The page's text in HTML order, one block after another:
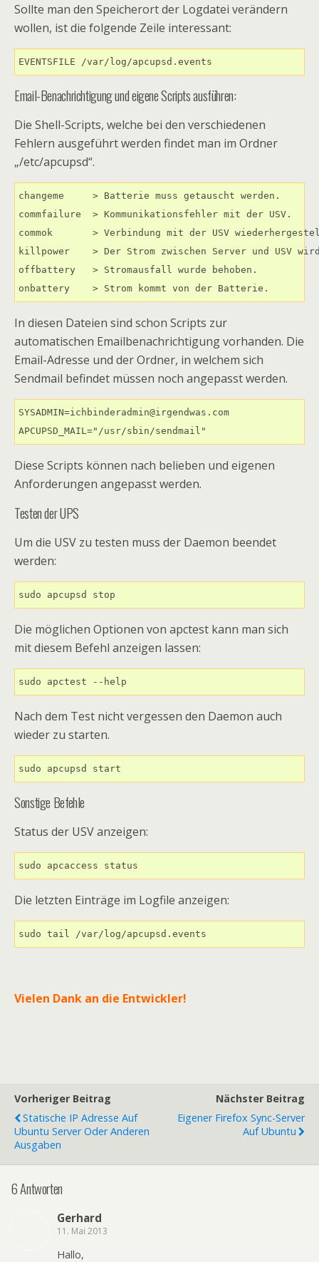
Sollte man den Speicherort der Logdatei verändern
wollen, ist die folgende Zeile interessant:
EVENTSFILE /var/log/apcupsd.events
Email-Benachrichtigung und eigene Scripts ausführen:
Die Shell-Scripts, welche bei den verschiedenen
Fehlern ausgeführt werden findet man im Ordner
„/etc/apcupsd“.
changeme     > Batterie muss getauscht werden.
commfailure  > Kommunikationsfehler mit der USV.
commok       > Verbindung mit der USV
killpower    > Der Strom zwischen Server und USV
offbattery   > Stromausfall wurde behoben.
In diesen Dateien sind schon Scripts zur
automatischen Emailbenachrichtigung vorhanden. Die
Email-Adresse und der Ordner, in welchem sich
Sendmail befindet müssen noch angepasst werden.
SYSADMIN=ichbinderadmin@irgendwas.com
APCUPSD_MAIL="/usr/sbin/sendmail"
Diese Scripts können nach belieben und eigenen
Anforderungen angepasst werden.
Testen der UPS
Um die USV zu testen muss der Daemon beendet
werden:
sudo apcupsd stop
Die möglichen Optionen von apctest kann man sich
mit diesem Befehl anzeigen lassen:
sudo apctest --help
Nach dem Test nicht vergessen den Daemon auch
wieder zu starten.
sudo apcupsd start
Sonstige Befehle
Status der USV anzeigen:
sudo apcaccess status
Die letzten Einträge im Logfile anzeigen:
sudo tail /var/log/apcupsd.events
Vielen Dank an die Entwickler!
Vorheriger Beitrag
Statische IP Adresse Auf
Ubuntu Server Oder Anderen
Ausgaben
Nächster Beitrag
Eigener Firefox Sync-Server
Auf Ubuntu
6 Antworten
Gerhard
11. Mai 2013
Hallo,